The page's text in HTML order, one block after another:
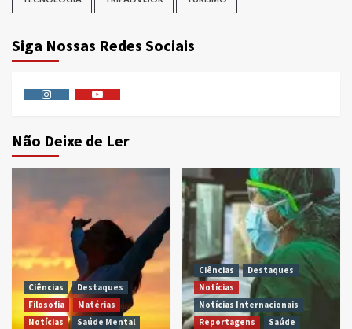
Siga Nossas Redes Sociais
Não Deixe de Ler
Ciências
Destaques
Filosofia
Matérias
Notícias
Saúde Mental
Ciências
Destaques
Notícias
Notícias Internacionais
Reportagens
Saúde